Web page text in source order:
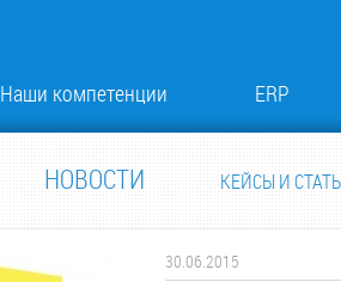
Наши компетенции ERP
НОВОСТИ КЕЙСЫ И
30.06.2015